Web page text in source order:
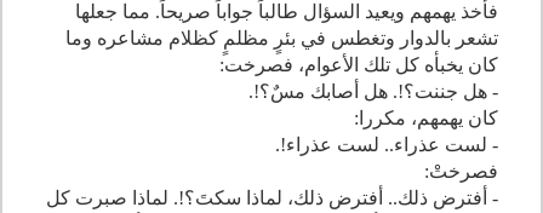
فأخذ يهمهم ويعيد السؤال طالباً جواباً صريحاً. مما جعلها
تشعر بالدوار وتغطس في بئرٍ مظلمٍ كظلام مشاعره وما
كان يخبأه كل تلك الأعوام، فصرخت:
- هل جننت؟!. هل أصابك مسٌ؟!.
كان يهمهم، مكررا:
- لست عذراء.. لست عذراء!.
فصرختْ:
- أفترض ذلك.. أفترض ذلك، لماذا سكتَ؟!. لماذا صبرت كل